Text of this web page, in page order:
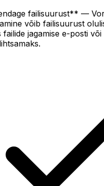
failisuurust** —
võib failisuurust
failide jagamise e-posti